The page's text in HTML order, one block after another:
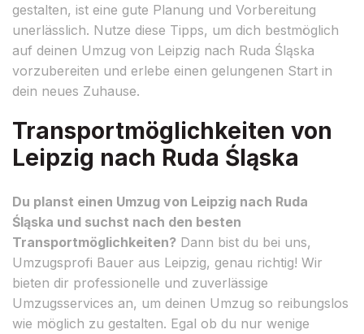
gestalten, ist eine gute Planung und Vorbereitung
unerlässlich. Nutze diese Tipps, um dich bestmöglich
auf deinen Umzug von Leipzig nach Ruda Śląska
vorzubereiten und erlebe einen gelungenen Start in
dein neues Zuhause.
Transportmöglichkeiten von
Leipzig nach Ruda Śląska
Du planst einen Umzug von Leipzig nach Ruda
Śląska und suchst nach den besten
Transportmöglichkeiten? Dann bist du bei uns,
Umzugsprofi Bauer aus Leipzig, genau richtig! Wir
bieten dir professionelle und zuverlässige
Umzugsservices an, um deinen Umzug so reibungslos
wie möglich zu gestalten. Egal ob du nur wenige